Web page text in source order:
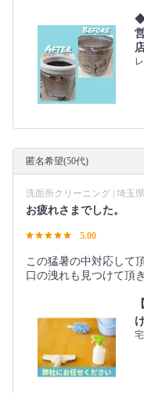
◆
匿名希望(50代)
洗面所クリーニング | 埼玉県
お疲れさまでした。
5.00
この猛暑の中対応して
口の洩れも見つけて頂